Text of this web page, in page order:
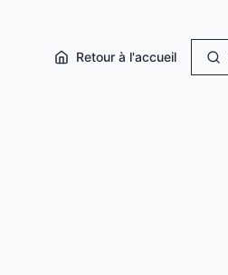
Retour à l'accueil